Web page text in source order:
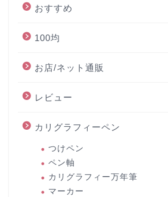
おすすめ
100均
お店/ネット通販
レビュー
カリグラフィーペン
つけペン
ペン軸
カリグラフィー万年筆
マーカー